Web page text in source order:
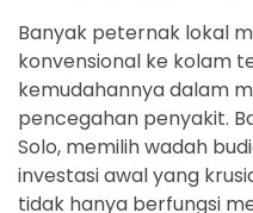
Banyak peternak lokal
konvensional ke kolam
kemudahannya dalam
pencegahan penyakit.
Solo, memilih wadah
investasi awal yang
tidak hanya berfungsi